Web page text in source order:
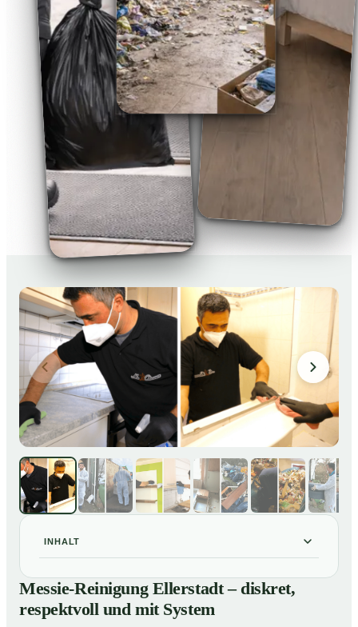
INHALT
Messie-Reinigung Ellerstadt – diskret, respektvoll und
mit System
Warum professionelle Hilfe bei einer Messie-Wohnung
Messie-Reinigung Ellerstadt – diskret,
respektvoll und mit System